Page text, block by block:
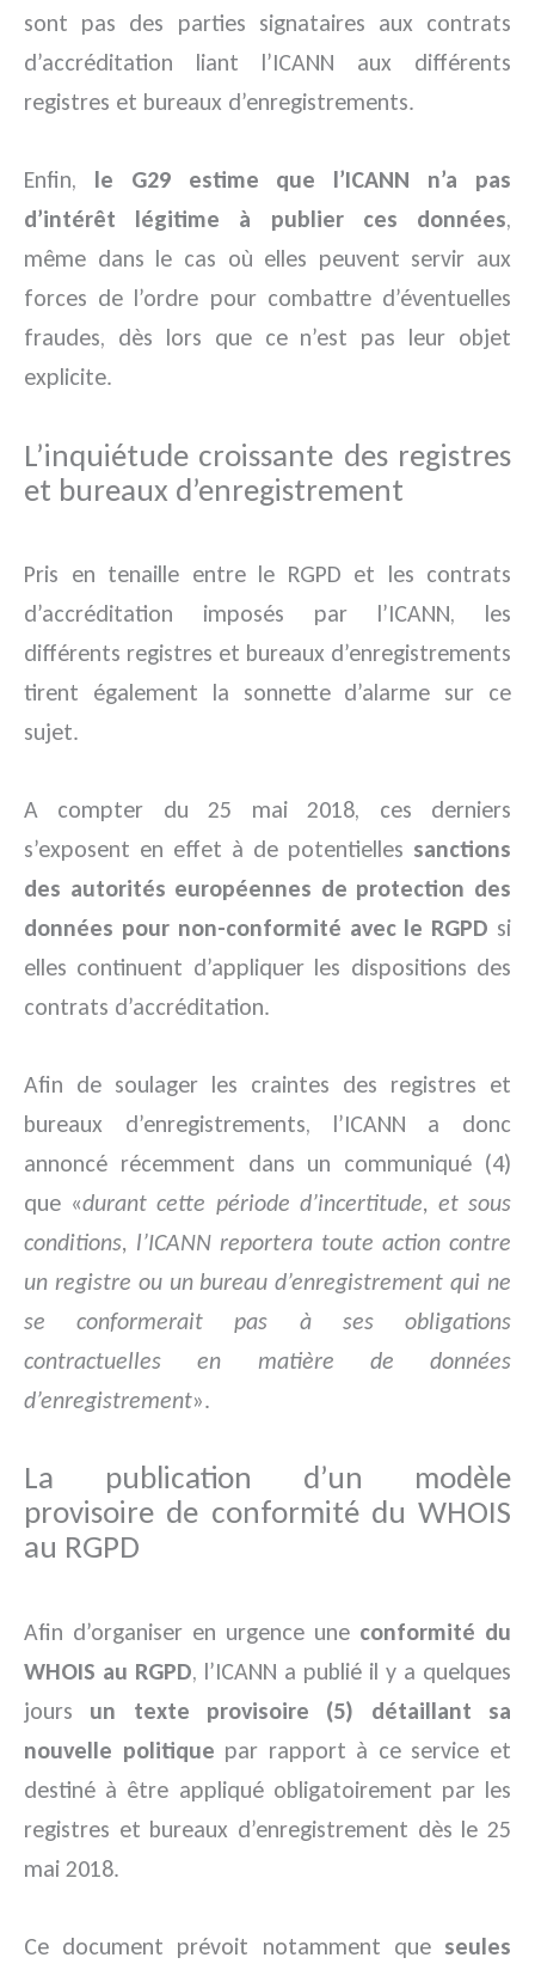
sont pas des parties signataires aux contrats
d’accréditation liant l’ICANN aux différents
registres et bureaux d’enregistrements.
Enfin, le G29 estime que l’ICANN n’a pas
d’intérêt légitime à publier ces données,
même dans le cas où elles peuvent servir aux
forces de l’ordre pour combattre d’éventuelles
fraudes, dès lors que ce n’est pas leur objet
explicite.
L’inquiétude croissante des registres
et bureaux d’enregistrement
Pris en tenaille entre le RGPD et les contrats
d’accréditation imposés par l’ICANN, les
différents registres et bureaux d’enregistrements
tirent également la sonnette d’alarme sur ce
sujet.
A compter du 25 mai 2018, ces derniers
s’exposent en effet à de potentielles sanctions
des autorités européennes de protection des
données pour non-conformité avec le RGPD si
elles continuent d’appliquer les dispositions des
contrats d’accréditation.
Afin de soulager les craintes des registres et
bureaux d’enregistrements, l’ICANN a donc
annoncé récemment dans un communiqué (4)
que «durant cette période d’incertitude, et sous
conditions, l’ICANN reportera toute action contre
un registre ou un bureau d’enregistrement qui ne
se conformerait pas à ses obligations
contractuelles en matière de données
d’enregistrement».
La publication d’un modèle
provisoire de conformité du WHOIS
au RGPD
Afin d’organiser en urgence une conformité du
WHOIS au RGPD, l’ICANN a publié il y a quelques
jours un texte provisoire (5) détaillant sa
nouvelle politique par rapport à ce service et
destiné à être appliqué obligatoirement par les
registres et bureaux d’enregistrement dès le 25
mai 2018.
Ce document prévoit notamment que seules